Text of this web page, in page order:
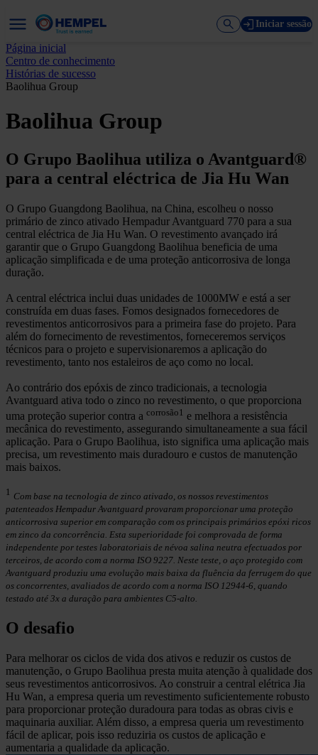
Iniciar sessão
Página inicial
Centro de conhecimento
Histórias de sucesso
Baolihua Group
Baolihua Group
O Grupo Baolihua utiliza o Avantguard®
para a central eléctrica de Jia Hu Wan
O Grupo Guangdong Baolihua, na China, escolheu o nosso
primário de zinco ativado Hempadur Avantguard 770 para a sua
central eléctrica de Jia Hu Wan. O revestimento avançado irá
garantir que o Grupo Guangdong Baolihua beneficia de uma
aplicação simplificada e de uma proteção anticorrosiva de longa
duração.
A central eléctrica inclui duas unidades de 1000MW e está a ser
construída em duas fases. Fomos designados fornecedores de
revestimentos anticorrosivos para a primeira fase do projeto. Para
além do fornecimento de revestimentos, forneceremos serviços
técnicos para o projeto e supervisionaremos a aplicação do
revestimento, tanto nos estaleiros de aço como no local.
Ao contrário dos epóxis de zinco tradicionais, a tecnologia
Avantguard ativa todo o zinco no revestimento, o que proporciona
uma proteção superior contra a corrosão1 e melhora a resistência
mecânica do revestimento, assegurando simultaneamente a sua fácil
aplicação. Para o Grupo Baolihua, isto significa uma aplicação mais
precisa, um revestimento mais duradouro e custos de manutenção
mais baixos.
1 Com base na tecnologia de zinco ativado, os nossos revestimentos
patenteados Hempadur Avantguard provaram proporcionar uma proteção
anticorrosiva superior em comparação com os principais primários epóxi ricos
em zinco da concorrência. Esta superioridade foi comprovada de forma
independente por testes laboratoriais de névoa salina neutra efectuados por
terceiros, de acordo com a norma ISO 9227. Neste teste, o aço protegido com
Avantguard produziu uma evolução mais baixa da fluência da ferrugem do que
os concorrentes, avaliados de acordo com a norma ISO 12944-6, quando
testado até 3x a duração para ambientes C5-alto.
O desafio
Para melhorar os ciclos de vida dos ativos e reduzir os custos de
manutenção, o Grupo Baolihua presta muita atenção à qualidade dos
seus revestimentos anticorrosivos. Ao construir a central elétrica Jia
Hu Wan, a empresa queria um revestimento suficientemente robusto
para proporcionar proteção duradoura para todas as obras civis e
maquinaria auxiliar. Além disso, a empresa queria um revestimento
fácil de aplicar, pois isso reduziria os custos de aplicação e
aumentaria a qualidade da aplicação.